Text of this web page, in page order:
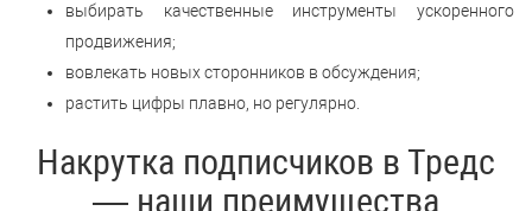
выбирать качественные инструменты ускоренного
продвижения;
вовлекать новых сторонников в обсуждения;
растить цифры плавно, но регулярно.
Накрутка подписчиков в Тредс
— наши преимущества